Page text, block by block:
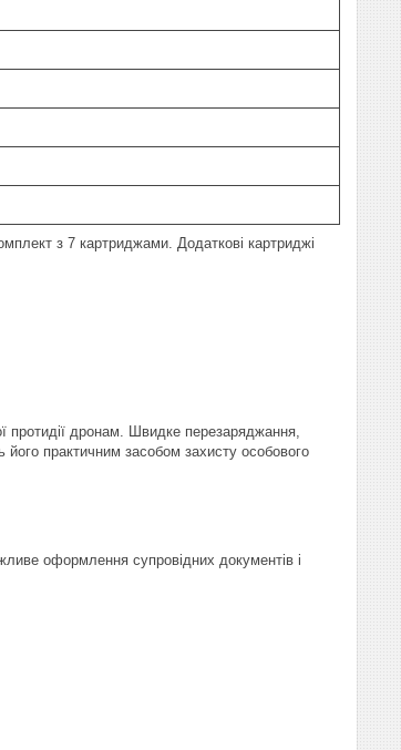
з 7 картриджами. Додаткові картриджі
дронам. Швидке перезаряджання,
його практичним засобом захисту особового
оформлення супровідних документів і